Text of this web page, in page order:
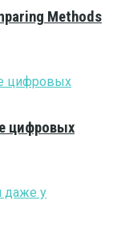
Methods
цифровых